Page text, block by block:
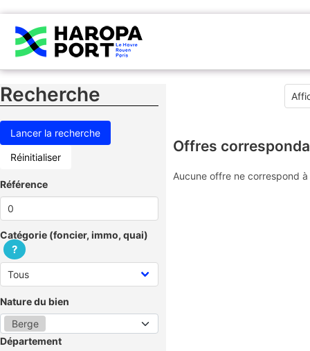
Recherche
Réinitialiser
Référence
Catégorie (foncier, immo, quai)
?
Nature du bien
Berge
Département
Offres
Aucune offre ne correspond